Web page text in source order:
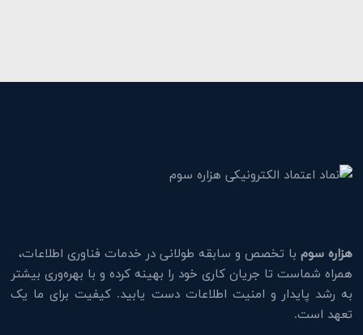
هزاره سوم با تخصص و سابقه طولانی در خدمات فناوری اطلاعات،
همراه شماست تا جریان کاری خود را بهینه کرده و با بهره‌وری بیشتر
به رشد پایدار و امنیت اطلاعات دست یابید. کیفیت برای ما یک
تعهد است.